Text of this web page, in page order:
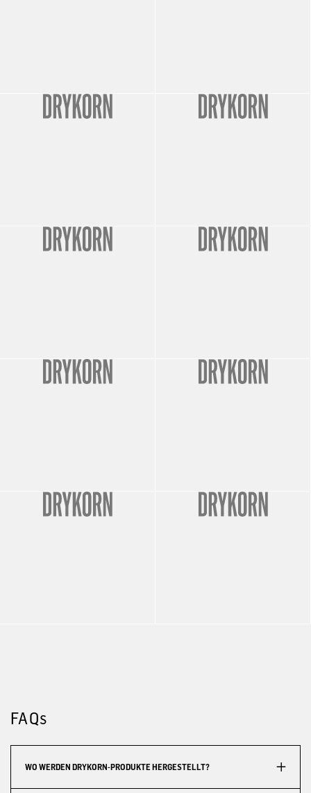
FAQs
WO WERDEN DRYKORN-PRODUKTE HERGESTELLT?